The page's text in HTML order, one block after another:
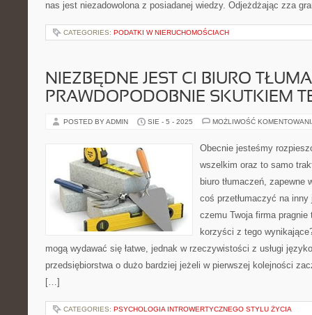
nas jest niezadowolona z posiadanej wiedzy. Odjeżdżając zza
CATEGORIES: PODATKI W NIERUCHOMOŚCIACH
NIEZBĘDNE JEST CI BIURO
PRAWDOPODOBNIE SKUTKIEM
POSTED BY ADMIN SIE - 5 - 2025 MOŻLIWOŚĆ
Obecnie jesteśmy
wszelkim oraz to samo
biuro tłumaczeń, zapewne
coś przetłumaczyć na
czemu Twoja firma pragnie
korzyści z tego
mogą wydawać się łatwe, jednak w rzeczywistości z usługi
przedsiębiorstwa o dużo bardziej jeżeli w pierwszej kolejności
[…]
CATEGORIES: PSYCHOLOGIA INTROWERTYCZNEGO STYLU ŻYCIA